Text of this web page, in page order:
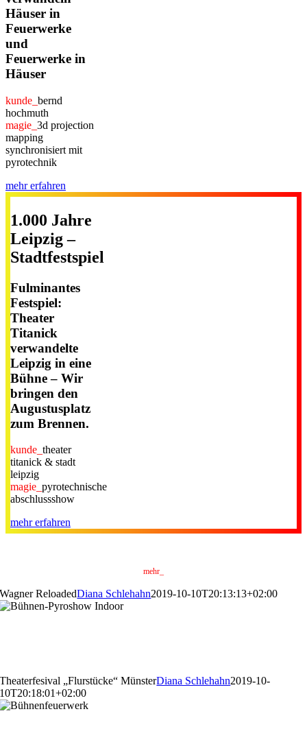
Häuser in
Feuerwerke
und
Feuerwerke in
Häuser
kunde_ bernd
hochmuth
magie_ 3d projection
mapping
synchronisiert mit
pyrotechnik
mehr erfahren
1.000 Jahre
Leipzig –
Stadtfestspiel
Fulminantes
Festspiel:
Theater
Titanick
verwandelte
Leipzig in eine
Bühne – Wir
bringen den
Augustusplatz
zum Brennen.
kunde_ theater
titanick & stadt
leipzig
magie_ pyrotechnische
abschlussshow
mehr erfahren
mehr_
Wagner ReloadedDiana Schlehahn2019-10-10T20:13:13+02:00
Theaterfesival „Flurstücke“ MünsterDiana Schlehahn2019-10-
10T20:18:01+02:00